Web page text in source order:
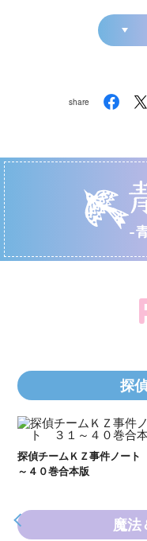
share
-
探
探偵チームＫＺ事件ノー
～４０巻合本版
魔法